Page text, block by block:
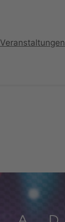
Veranstaltungen